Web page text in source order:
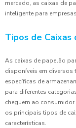
mercado, as caixas de
inteligente para
Tipos de Caixas
As caixas de papelão
disponíveis em diversos
específicas de
para diferentes
cheguem ao
os principais tipos de
características.